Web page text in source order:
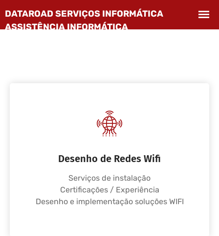
Desenho de Redes Wifi
Serviços de instalação
Certificações / Experiência
Desenho e implementação soluções WIFI